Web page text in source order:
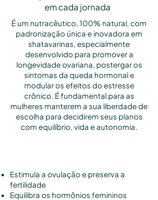
em cada jornada
É um nutracêutico, 100% natural, com
padronização única e inovadora em
shatavarinas, especialmente
desenvolvido para promover a
longevidade ovariana, postergar os
sintomas da queda hormonal e
modular os efeitos do estresse
crônico. É fundamental para as
mulheres manterem a sua liberdade de
escolha para decidirem seus planos
com equilíbrio, vida e autonomia.
Estimula a ovulação e preserva a
fertilidade
Equilibra os hormônios femininos